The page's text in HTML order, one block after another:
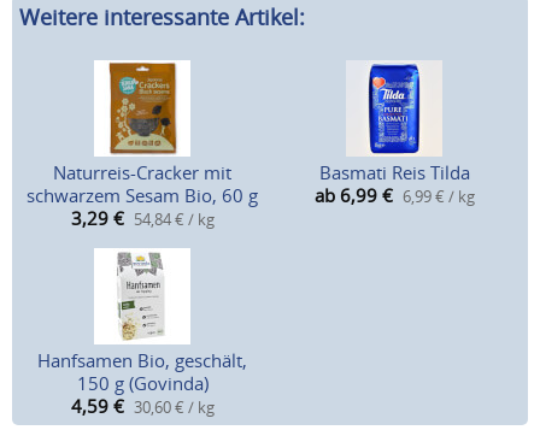
Weitere interessante Artikel:
Naturreis-Cracker mit
schwarzem Sesam Bio, 60 g
3,29 € 54,84 € / kg
Basmati Reis Tilda
ab 6,99 € 6,99 € / kg
Hanfsamen Bio, geschält,
150 g (Govinda)
4,59 € 30,60 € / kg